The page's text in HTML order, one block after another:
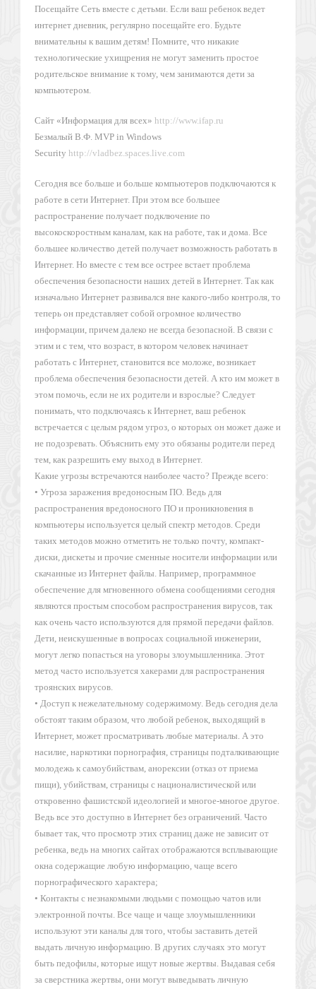
Посещайте Сеть вместе с детьми. Если ваш ребенок ведет
интернет дневник, регулярно посещайте его. Будьте
внимательны к вашим детям! Помните, что никакие
технологические ухищрения не могут заменить простое
родительское внимание к тому, чем занимаются дети за
компьютером.
Сайт «Информация для всех» http://www.ifap.ru
Безмалый В.Ф. MVP in Windows
Security http://vladbez.spaces.live.com
Сегодня все больше и больше компьютеров подключаются к
работе в сети Интернет. При этом все большее
распространение получает подключение по
высокоскоростным каналам, как на работе, так и дома. Все
большее количество детей получает возможность работать в
Интернет. Но вместе с тем все острее встает проблема
обеспечения безопасности наших детей в Интернет. Так как
изначально Интернет развивался вне какого-либо контроля, то
теперь он представляет собой огромное количество
информации, причем далеко не всегда безопасной. В связи с
этим и с тем, что возраст, в котором человек начинает
работать с Интернет, становится все моложе, возникает
проблема обеспечения безопасности детей. А кто им может в
этом помочь, если не их родители и взрослые? Следует
понимать, что подключаясь к Интернет, ваш ребенок
встречается с целым рядом угроз, о которых он может даже и
не подозревать. Объяснить ему это обязаны родители перед
тем, как разрешить ему выход в Интернет.
Какие угрозы встречаются наиболее часто? Прежде всего:
• Угроза заражения вредоносным ПО. Ведь для
распространения вредоносного ПО и проникновения в
компьютеры используется целый спектр методов. Среди
таких методов можно отметить не только почту, компакт-
диски, дискеты и прочие сменные носители информации или
скачанные из Интернет файлы. Например, программное
обеспечение для мгновенного обмена сообщениями сегодня
являются простым способом распространения вирусов, так
как очень часто используются для прямой передачи файлов.
Дети, неискушенные в вопросах социальной инженерии,
могут легко попасться на уговоры злоумышленника. Этот
метод часто используется хакерами для распространения
троянских вирусов.
• Доступ к нежелательному содержимому. Ведь сегодня дела
обстоят таким образом, что любой ребенок, выходящий в
Интернет, может просматривать любые материалы. А это
насилие, наркотики порнография, страницы подталкивающие
молодежь к самоубийствам, анорексии (отказ от приема
пищи), убийствам, страницы с националистической или
откровенно фашистской идеологией и многое-многое другое.
Ведь все это доступно в Интернет без ограничений. Часто
бывает так, что просмотр этих страниц даже не зависит от
ребенка, ведь на многих сайтах отображаются всплывающие
окна содержащие любую информацию, чаще всего
порнографического характера;
• Контакты с незнакомыми людьми с помощью чатов или
электронной почты. Все чаще и чаще злоумышленники
используют эти каналы для того, чтобы заставить детей
выдать личную информацию. В других случаях это могут
быть педофилы, которые ищут новые жертвы. Выдавая себя
за сверстника жертвы, они могут выведывать личную